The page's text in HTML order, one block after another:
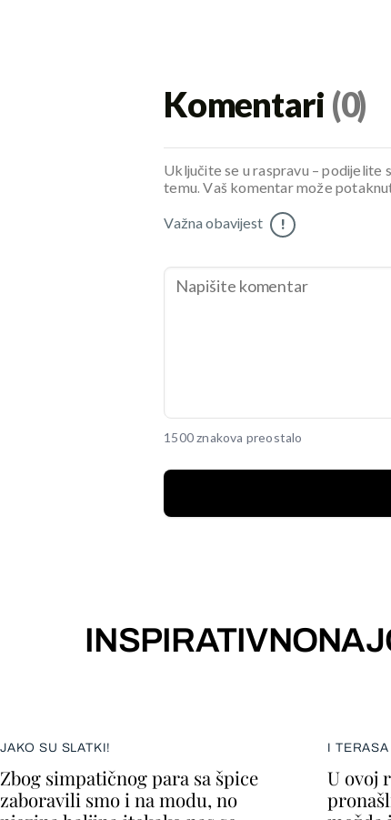
Komentari (0)
Uključite se u raspravu – podijelite
temu. Vaš komentar može
Važna obavijest !
1500 znakova preostalo
INSPIRATIVNO
JAKO SU SLATKI!
Zbog simpatičnog para sa špice
zaboravili smo i na modu, no
I
U ovoj